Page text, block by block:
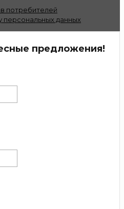
потребителей
персональных данных
предложения!